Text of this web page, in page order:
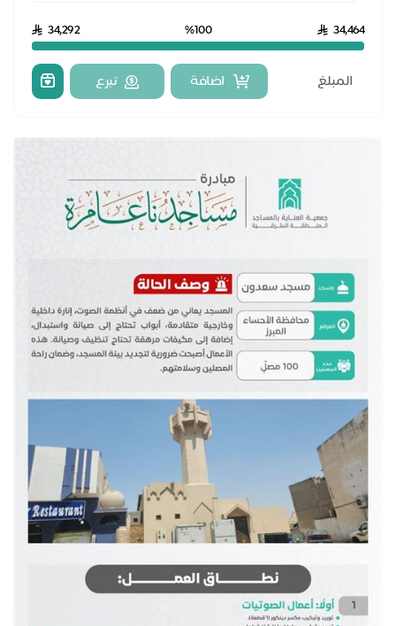
34,464
%100
34,292
اضافة تبرع